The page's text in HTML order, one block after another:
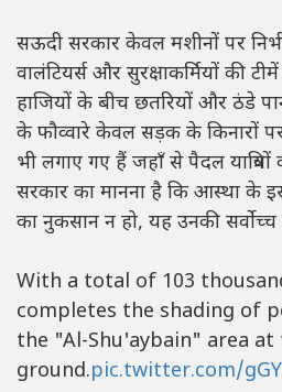
सऊदी सरकार केवल मशीनों पर
वालंटियर्स और सुरक्षाकर्मियों की
हाजियों के बीच छतरियों और ठंडे
के फौव्वारे केवल सड़क के किनारों
भी लगाए गए हैं जहाँ से पैदल
सरकार का मानना है कि आस्था के
का नुकसान न हो, यह उनकी सर्वोच्च
With a total of 103
completes the shading of
the "Al-Shu'aybain" area
ground.pic.twitter.com/